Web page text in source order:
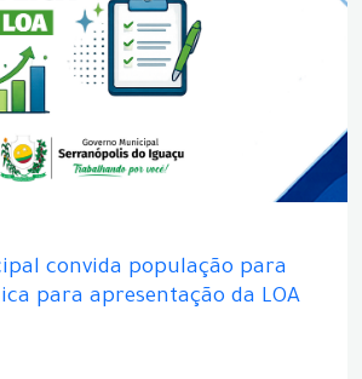
convida população para
para apresentação da LOA